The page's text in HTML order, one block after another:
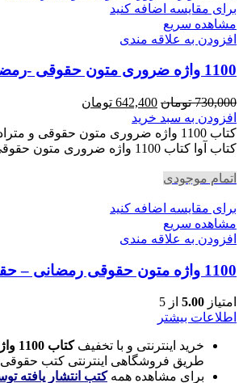
برای مقایسه اضافه کنید
مشاهده سریع
افزودن به علاقه مندی
1100 واژه ضروری متون حقوقی -رمضانی
730,000 تومان قیمت
اصلی
730,000 تومان
بود.
642,400 تومان
642,400 تومان
است.
افزودن به سبد خرید
کتاب 1100 واژه ضروری متون حقوقی و
کتاب آوا کتاب 1100 واژه ضروری متون حقوقی و مترادف
اتمام موجودی
برای مقایسه اضافه کنید
مشاهده سریع
افزودن به علاقه مندی
1100 واژه متون حقوقی رمضانی – حقوق یار
امتیاز 5.00 از 5
اطلاعات بیشتر
خرید اینترنتی و با تخفیفکتاب 1100 واژه متون حقوقی
طریق فروشگاهی اینترنتی کتب حقوقی
برای مشاهده همهکتب انتشار یافته